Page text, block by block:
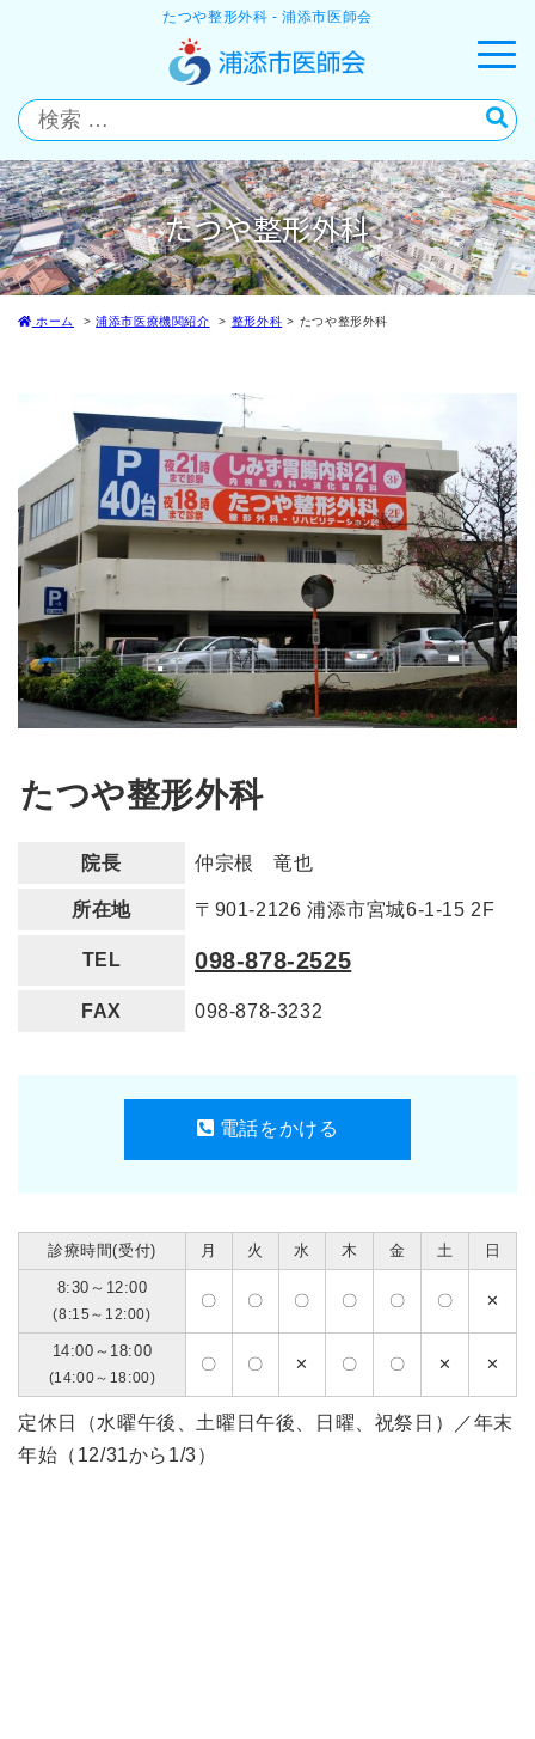
たつや整形外科 - 浦添市医師会
たつや整形外科
ホーム 浦添市医療機関紹介 整形外科 たつや整形外科
たつや整形外科
院長 仲宗根 竜也
所在地 〒901-2126 浦添市宮城6-1-15 2F
TEL 098-878-2525
FAX 098-878-3232
電話をかける
診療時間(受付) 月 火 水 木 金 土 日
8:30～12:00
(8:15～12:00)
〇 〇 〇 〇 〇 〇 ✕
14:00～18:00
(14:00～18:00)
〇 〇 ✕ 〇 〇 ✕ ✕
定休日（水曜午後、土曜日午後、日曜、祝祭日）／年末
年始（12/31から1/3）